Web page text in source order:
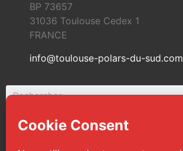
BP 73657
31036 Toulouse Cedex 1
FRANCE
info@toulouse-polars-du-sud.com